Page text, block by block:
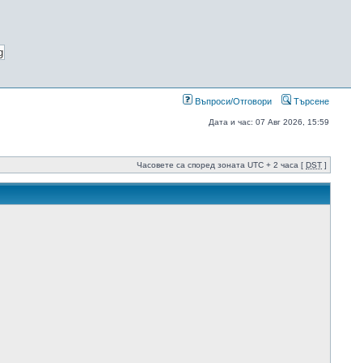
Въпроси/Отговори Търсене
Дата и час: 07 Авг 2026, 15:59
Часовете са според зоната UTC + 2 часа [ DST ]